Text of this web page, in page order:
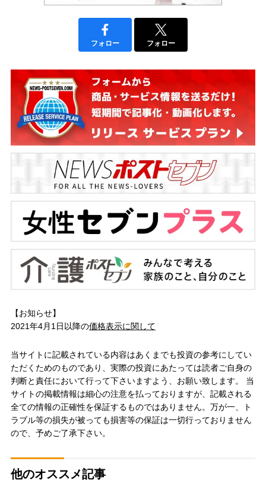
フォロー フォロー
【お知らせ】
2021年4月1日以降の価格表示に関して
当サイトに記載されている内容はあくまでも投資の参考にしてい
ただくためのものであり、実際の投資にあたっては読者ご自身の
判断と責任において行って下さいますよう、お願い致します。 当
サイトの掲載情報は細心の注意を払っておりますが、記載される
全ての情報の正確性を保証するものではありません。万が一、ト
ラブル等の損失が被っても損害等の保証は一切行っておりません
ので、予めご了承下さい。
他のオススメ記事